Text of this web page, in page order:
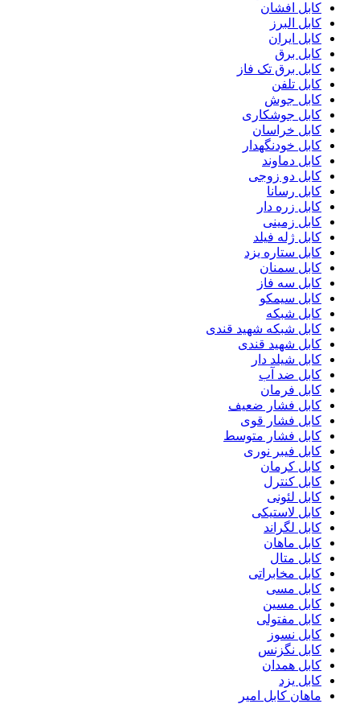
کابل افشان
کابل البرز
کابل ایران
کابل برق
کابل برق تک فاز
کابل تلفن
کابل جوش
کابل جوشکاری
کابل خراسان
کابل خودنگهدار
کابل دماوند
کابل دو زوجی
کابل رسانا
کابل زره دار
کابل زمینی
کابل ژله فیلد
کابل ستاره یزد
کابل سمنان
کابل سه فاز
کابل سیمکو
کابل شبکه
کابل شبکه شهید قندی
کابل شهید قندی
کابل شیلد دار
کابل ضد آب
کابل فرمان
کابل فشار ضعیف
کابل فشار قوی
کابل فشار متوسط
کابل فیبر نوری
کابل کرمان
کابل کنترل
کابل لئونی
کابل لاستیکی
کابل لگراند
کابل ماهان
کابل متال
کابل مخابراتی
کابل مسی
کابل مسین
کابل مفتولی
کابل نسوز
کابل نگزنس
کابل همدان
کابل یزد
ماهان کابل امیر